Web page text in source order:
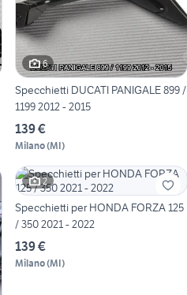
6
Specchietti DUCATI PANIGALE 899 /
1199 2012 - 2015
139 €
Milano(MI)
2
Specchietti per HONDA FORZA 125
/ 350 2021 - 2022
139 €
Milano(MI)